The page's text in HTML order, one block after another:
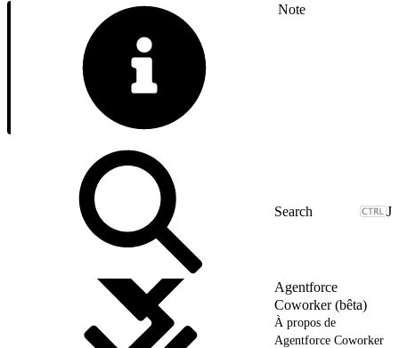
Note
J
Agentforce
Coworker (bêta)
À propos de
Agentforce Coworker